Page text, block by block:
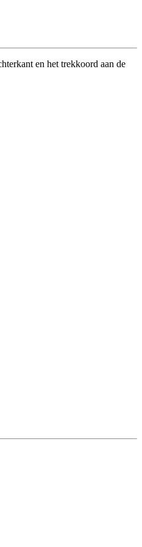
en het trekkoord aan de